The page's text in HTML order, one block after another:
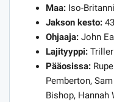
Maa: Iso-
Jakson kesto:
Ohjaaja: John
Lajityyppi:
Pääosissa:
Pemberton,
Bishop, Hannah